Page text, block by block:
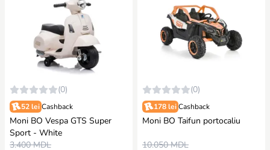
(0)
52 lei Cashback
Moni BO Vespa GTS Super
Sport - White
3.400 MDL
(0)
178 lei Cashback
Moni BO Taifun portocaliu
10.050 MDL